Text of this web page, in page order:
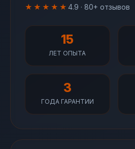
★★★★★ 4.9 · 80+ отзывов
15
ЛЕТ ОПЫТА
3
ГОДА ГАРАНТИИ